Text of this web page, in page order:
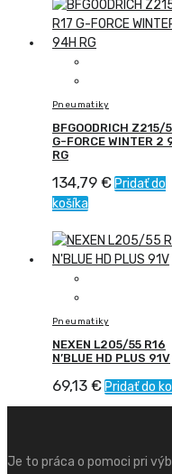
Pneumatiky
BFGOODRICH Z215/
G-FORCE WINTER 2
RG
134,79 € Pridať do
košíka
Pneumatiky
NEXEN L205/55 R16
N’BLUE HD PLUS 91V
69,13 € Pridať do
Je to práca o pomoci pri